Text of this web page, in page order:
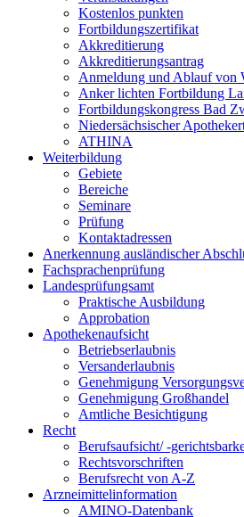
Kostenlos punkten
Fortbildungszertifikat
Akkreditierung
Akkreditierungsantrag
Anmeldung und Ablauf von
Anker lichten Fortbildung
Fortbildungskongress Bad
Niedersächsischer
ATHINA
Weiterbildung
Gebiete
Bereiche
Seminare
Prüfung
Kontaktadressen
Anerkennung ausländischer
Fachsprachenprüfung
Landesprüfungsamt
Praktische Ausbildung
Approbation
Apothekenaufsicht
Betriebserlaubnis
Versanderlaubnis
Genehmigung
Genehmigung Großhandel
Amtliche Besichtigung
Recht
Berufsaufsicht/ -
Rechtsvorschriften
Berufsrecht von A-Z
Arzneimittelinformation
AMINO-Datenbank